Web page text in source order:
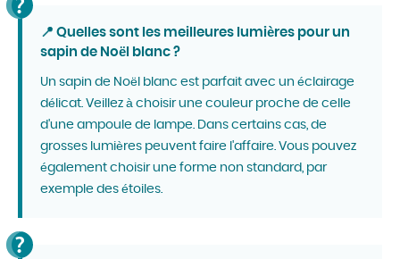
📍 Quelles sont les meilleures lumières pour un
sapin de Noël blanc ?
Un sapin de Noël blanc est parfait avec un éclairage
délicat. Veillez à choisir une couleur proche de celle
d'une ampoule de lampe. Dans certains cas, de
grosses lumières peuvent faire l'affaire. Vous pouvez
également choisir une forme non standard, par
exemple des étoiles.